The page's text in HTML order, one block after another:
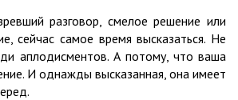
разговор, смелое решение или
сейчас самое время высказаться. Не
аплодисментов. А потому, что ваша
И однажды высказанная, она имеет